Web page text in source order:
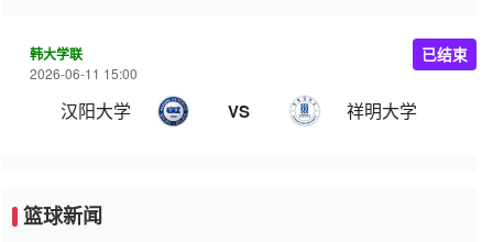
韩大学联
2026-06-11 15:00
汉阳大学 VS 祥明大学
已结束
篮球新闻